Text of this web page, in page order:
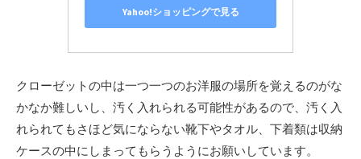
Yahoo!ショッピングで見る
クローゼットの中は一つ一つのお洋服の場所を覚えるのがな
かなか難しいし、汚く入れられる可能性があるので、汚く入
れられてもさほど気にならない靴下やタオル、下着類は収納
ケースの中にしまってもらうようにお願いしています。